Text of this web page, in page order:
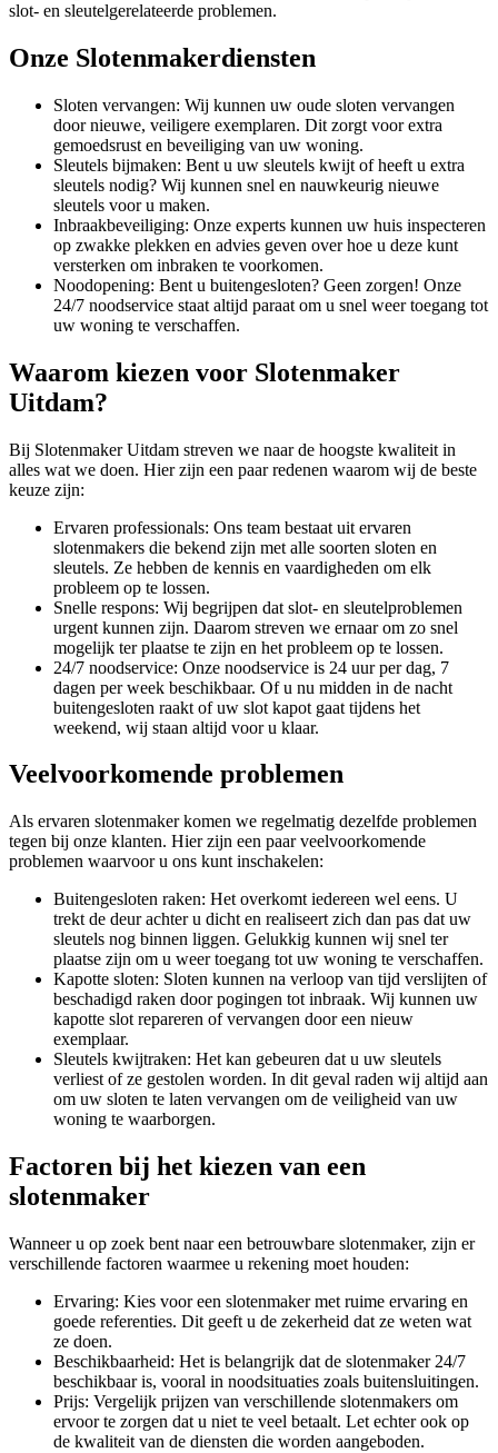
slot- en sleutelgerelateerde problemen.
Onze Slotenmakerdiensten
Sloten vervangen: Wij kunnen uw oude sloten vervangen
door nieuwe, veiligere exemplaren. Dit zorgt voor extra
gemoedsrust en beveiliging van uw woning.
Sleutels bijmaken: Bent u uw sleutels kwijt of heeft u extra
sleutels nodig? Wij kunnen snel en nauwkeurig nieuwe
sleutels voor u maken.
Inbraakbeveiliging: Onze experts kunnen uw huis inspecteren
op zwakke plekken en advies geven over hoe u deze kunt
versterken om inbraken te voorkomen.
Noodopening: Bent u buitengesloten? Geen zorgen! Onze
24/7 noodservice staat altijd paraat om u snel weer toegang tot
uw woning te verschaffen.
Waarom kiezen voor Slotenmaker
Uitdam?
Bij Slotenmaker Uitdam streven we naar de hoogste kwaliteit in
alles wat we doen. Hier zijn een paar redenen waarom wij de beste
keuze zijn:
Ervaren professionals: Ons team bestaat uit ervaren
slotenmakers die bekend zijn met alle soorten sloten en
sleutels. Ze hebben de kennis en vaardigheden om elk
probleem op te lossen.
Snelle respons: Wij begrijpen dat slot- en sleutelproblemen
urgent kunnen zijn. Daarom streven we ernaar om zo snel
mogelijk ter plaatse te zijn en het probleem op te lossen.
24/7 noodservice: Onze noodservice is 24 uur per dag, 7
dagen per week beschikbaar. Of u nu midden in de nacht
buitengesloten raakt of uw slot kapot gaat tijdens het
weekend, wij staan altijd voor u klaar.
Veelvoorkomende problemen
Als ervaren slotenmaker komen we regelmatig dezelfde problemen
tegen bij onze klanten. Hier zijn een paar veelvoorkomende
problemen waarvoor u ons kunt inschakelen:
Buitengesloten raken: Het overkomt iedereen wel eens. U
trekt de deur achter u dicht en realiseert zich dan pas dat uw
sleutels nog binnen liggen. Gelukkig kunnen wij snel ter
plaatse zijn om u weer toegang tot uw woning te verschaffen.
Kapotte sloten: Sloten kunnen na verloop van tijd verslijten of
beschadigd raken door pogingen tot inbraak. Wij kunnen uw
kapotte slot repareren of vervangen door een nieuw
exemplaar.
Sleutels kwijtraken: Het kan gebeuren dat u uw sleutels
verliest of ze gestolen worden. In dit geval raden wij altijd aan
om uw sloten te laten vervangen om de veiligheid van uw
woning te waarborgen.
Factoren bij het kiezen van een
slotenmaker
Wanneer u op zoek bent naar een betrouwbare slotenmaker, zijn er
verschillende factoren waarmee u rekening moet houden:
Ervaring: Kies voor een slotenmaker met ruime ervaring en
goede referenties. Dit geeft u de zekerheid dat ze weten wat
ze doen.
Beschikbaarheid: Het is belangrijk dat de slotenmaker 24/7
beschikbaar is, vooral in noodsituaties zoals buitensluitingen.
Prijs: Vergelijk prijzen van verschillende slotenmakers om
ervoor te zorgen dat u niet te veel betaalt. Let echter ook op
de kwaliteit van de diensten die worden aangeboden.